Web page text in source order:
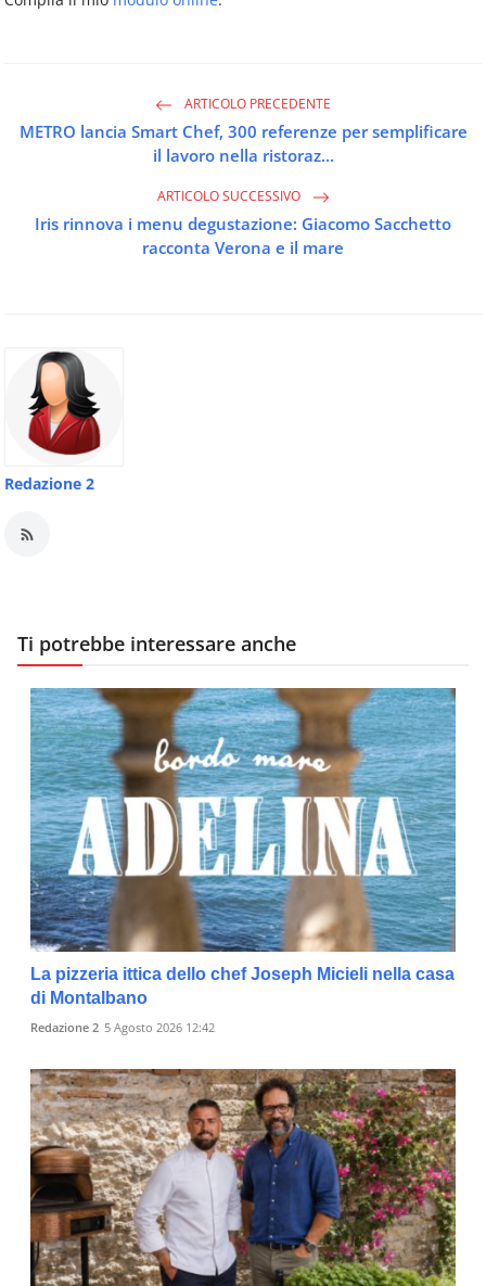
ARTICOLO PRECEDENTE
METRO lancia Smart Chef, 300 referenze per semplificare
il lavoro nella ristoraz...
ARTICOLO SUCCESSIVO
Iris rinnova i menu degustazione: Giacomo Sacchetto
racconta Verona e il mare
Redazione 2
Ti potrebbe interessare anche
La pizzeria ittica dello chef Joseph Micieli nella casa
di Montalbano
Redazione 2 5 Agosto 2026 12:42